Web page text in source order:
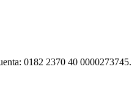
0182 2370 40 0000273745.